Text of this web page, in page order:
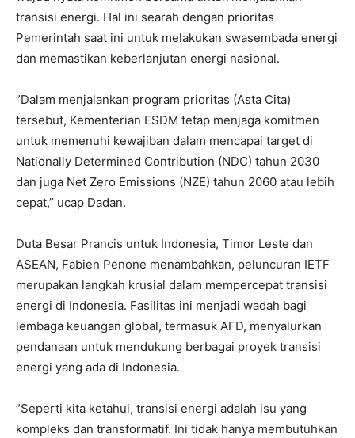
transisi energi. Hal ini searah dengan prioritas
Pemerintah saat ini untuk melakukan swasembada energi
dan memastikan keberlanjutan energi nasional.
”Dalam menjalankan program prioritas (Asta Cita)
tersebut, Kementerian ESDM tetap menjaga komitmen
untuk memenuhi kewajiban dalam mencapai target di
Nationally Determined Contribution (NDC) tahun 2030
dan juga Net Zero Emissions (NZE) tahun 2060 atau lebih
cepat,” ucap Dadan.
Duta Besar Prancis untuk Indonesia, Timor Leste dan
ASEAN, Fabien Penone menambahkan, peluncuran IETF
merupakan langkah krusial dalam mempercepat transisi
energi di Indonesia. Fasilitas ini menjadi wadah bagi
lembaga keuangan global, termasuk AFD, menyalurkan
pendanaan untuk mendukung berbagai proyek transisi
energi yang ada di Indonesia.
”Seperti kita ketahui, transisi energi adalah isu yang
kompleks dan transformatif. Ini tidak hanya membutuhkan